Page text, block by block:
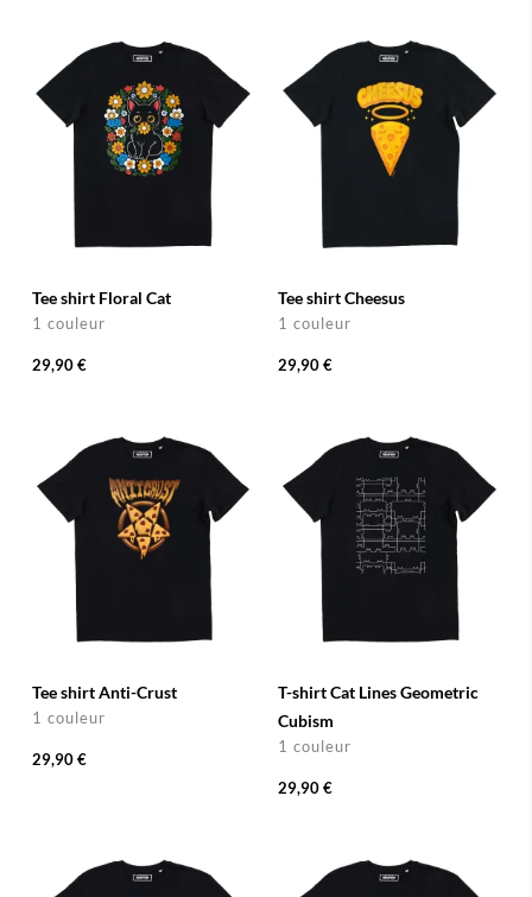
Tee shirt Floral Cat
1 couleur
29,90 €
Tee shirt Cheesus
1 couleur
29,90 €
Tee shirt Anti-Crust
1 couleur
29,90 €
T-shirt Cat Lines Geometric
Cubism
1 couleur
29,90 €